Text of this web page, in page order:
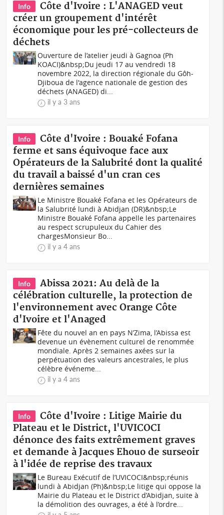
Info
Côte d'Ivoire : L'ANAGED veut
créer un groupement d'intérêt
économique pour les pré-collecteurs de
déchets
Ouverture de l’atelier jeudi à Gagnoa (Ph
KOACI)&nbsp;Du jeudi 17 au vendredi 18
novembre 2022, la direction régionale du Gôh-
Djiboua de l'agence nationale de gestion des
déchets (ANAGED) di...
il y a 3 ans
Info
Côte d'Ivoire : Bouaké Fofana
ferme et sans équivoque face aux
Opérateurs de la Salubrité dont la qualité
du travail a baissé d'un cran ces
dernières semaines
Le Ministre Bouaké Fofana et les Opérateurs de
la Salubrité lundi à Abidjan (DR)&nbsp;Le
Ministre Bouaké Fofana appelle les partenaires
au respect scrupuleux du Cahier des
chargesMonsieur Bo...
il y a 4 ans
Info
Abissa 2021: Au delà de la
célébration culturelle, la protection de
l'environnement avec Orange Côte
d'Ivoire et l'Anaged
Fête du nouvel an en pays N’Zima, l’Abissa est
devenue un évènement culturel de renommée
mondiale. Après 2 semaines axées sur la
perpétuation des valeurs ancestrales, le plus
célèbre événeme...
il y a 4 ans
Info
Côte d'Ivoire : Litige Mairie du
Plateau et le District, l'UVICOCI
dénonce des faits extrêmement graves
et demande à Jacques Ehouo de surseoir
à l'idée de reprise des travaux
Le Bureau Exécutif de l’UVICOCI&nbsp;réunis
lundi à Abidjan (Ph)&nbsp;Le litige qui oppose la
Mairie du Plateau et le District d’Abidjan, suite à
la démolition des ouvrages, a été à l’ordre...